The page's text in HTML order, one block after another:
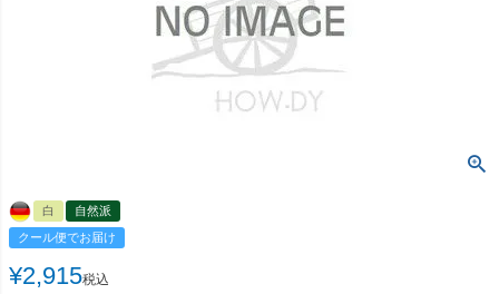
白
自然派
クール便でお届け
¥2,915税込